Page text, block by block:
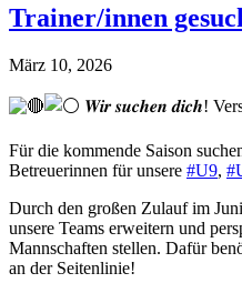
Trainer/innen
März 10, 2026
𝑾𝒊𝒓 𝒔𝒖𝒄𝒉𝒆𝒏 𝒅𝒊𝒄𝒉!
Für die kommende Saison
Betreuerinnen für unsere #U9,
Durch den großen Zulauf im
unsere Teams erweitern und
Mannschaften stellen. Dafür
an der Seitenlinie!